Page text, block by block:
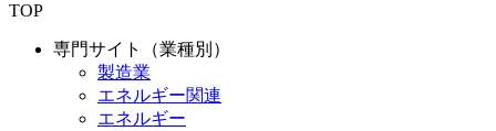
TOP
専門サイト（業種別）
製造業
エネルギー関連
エネルギー